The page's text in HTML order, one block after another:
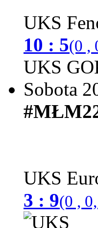
UKS
10 : 5(0 ,
UKS
Sobota
UKS
3 : 9(0 ,